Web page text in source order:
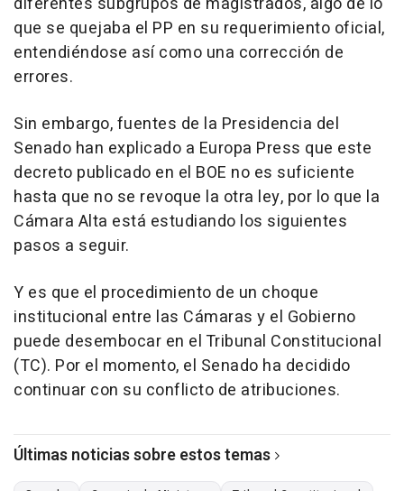
que se quejaba el PP en su requerimiento oficial,
entendiéndose así como una corrección de
errores.
Sin embargo, fuentes de la Presidencia del
Senado han explicado a Europa Press que este
decreto publicado en el BOE no es suficiente
hasta que no se revoque la otra ley, por lo que la
Cámara Alta está estudiando los siguientes
pasos a seguir.
Y es que el procedimiento de un choque
institucional entre las Cámaras y el Gobierno
puede desembocar en el Tribunal Constitucional
(TC). Por el momento, el Senado ha decidido
continuar con su conflicto de atribuciones.
Últimas noticias sobre estos temas